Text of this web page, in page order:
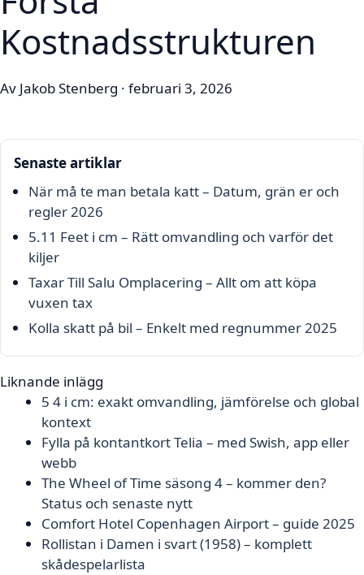
Kostnadsstrukturen
Av Jakob Stenberg · februari 3, 2026
Senaste artiklar
När må te man betala katt – Datum, grän er och
regler 2026
5.11 Feet i cm – Rätt omvandling och varför det
kiljer
Taxar Till Salu Omplacering – Allt om att köpa
vuxen tax
Kolla skatt på bil – Enkelt med regnummer 2025
Liknande inlägg
5 4 i cm: exakt omvandling, jämförelse och global
kontext
Fylla på kontantkort Telia – med Swish, app eller
webb
The Wheel of Time säsong 4 – kommer den?
Status och senaste nytt
Comfort Hotel Copenhagen Airport – guide 2025
Rollistan i Damen i svart (1958) – komplett
skådespelarlista